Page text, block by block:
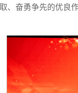
、奋勇争先的优良